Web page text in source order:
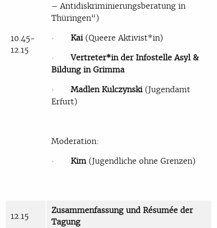
10.45-
12.15
– Antidiskriminierungsberatung in
Thüringen“)
· Kai (Queere Aktivist*in)
·Vertreter*in der Infostelle Asyl &
Bildung in Grimma
· Madlen Kulczynski (Jugendamt
Erfurt)
Moderation:
· Kim (Jugendliche ohne Grenzen)
12.15
Zusammenfassung und Résumée der
Tagung